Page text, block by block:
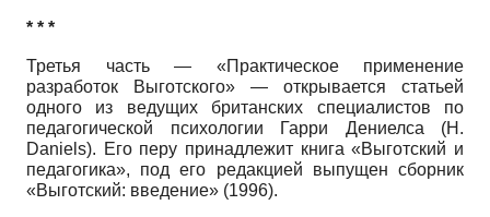
* * *
Третья часть — «Практическое применение
разработок Выготского» — открывается статьей
одного из ведущих британских специалистов по
педагогической психологии Гарри Дениелса (H.
Daniels). Его перу принадлежит книга «Выготский и
педагогика», под его редакцией выпущен сборник
«Выготский: введение» (1996).